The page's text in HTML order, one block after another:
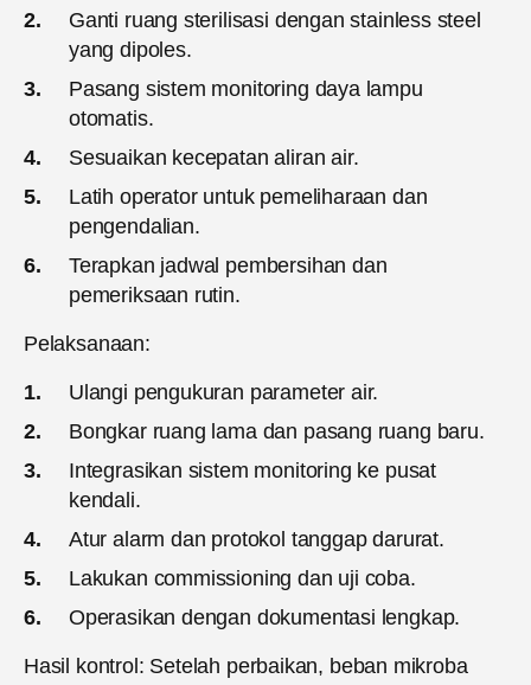
Ganti ruang sterilisasi dengan stainless steel
yang dipoles.
Pasang sistem monitoring daya lampu
otomatis.
Sesuaikan kecepatan aliran air.
Latih operator untuk pemeliharaan dan
pengendalian.
Terapkan jadwal pembersihan dan
pemeriksaan rutin.
Pelaksanaan:
Ulangi pengukuran parameter air.
Bongkar ruang lama dan pasang ruang baru.
Integrasikan sistem monitoring ke pusat
kendali.
Atur alarm dan protokol tanggap darurat.
Lakukan commissioning dan uji coba.
Operasikan dengan dokumentasi lengkap.
Hasil kontrol: Setelah perbaikan, beban mikroba